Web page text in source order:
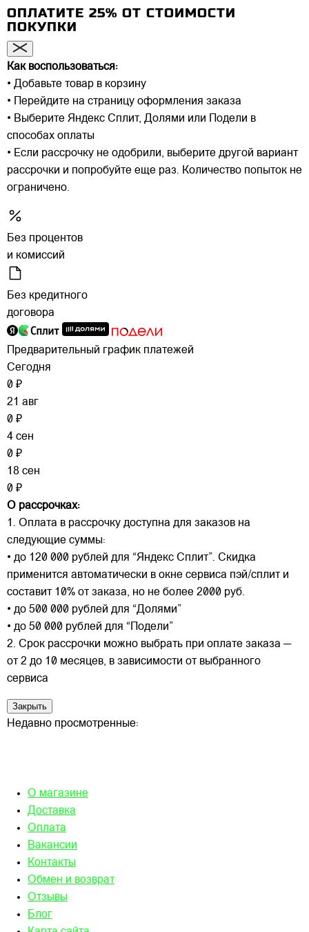
ОПЛАТИТЕ 25% ОТ СТОИМОСТИ
ПОКУПКИ
Как воспользоваться:
• Добавьте товар в корзину
• Перейдите на страницу оформления заказа
• Выберите Яндекс Сплит, Долями или Подели в
способах оплаты
• Если рассрочку не одобрили, выберите другой вариант
рассрочки и попробуйте еще раз. Количество попыток не
ограничено.
Без процентов
и комиссий
Без кредитного
договора
Предварительный график платежей
Сегодня
0 ₽
21 авг
0 ₽
4 сен
0 ₽
18 сен
0 ₽
О рассрочках:
1. Оплата в рассрочку доступна для заказов на
следующие суммы:
• до 120 000 рублей для “Яндекс Сплит”. Скидка
применится автоматически в окне сервиса пэй/сплит и
составит 10% от заказа, но не более 2000 руб.
• до 500 000 рублей для “Долями”
• до 50 000 рублей для “Подели”
2. Срок рассрочки можно выбрать при оплате заказа —
от 2 до 10 месяцев, в зависимости от выбранного
сервиса
Закрыть
Недавно просмотренные:
О магазине
Доставка
Оплата
Вакансии
Контакты
Обмен и возврат
Отзывы
Блог